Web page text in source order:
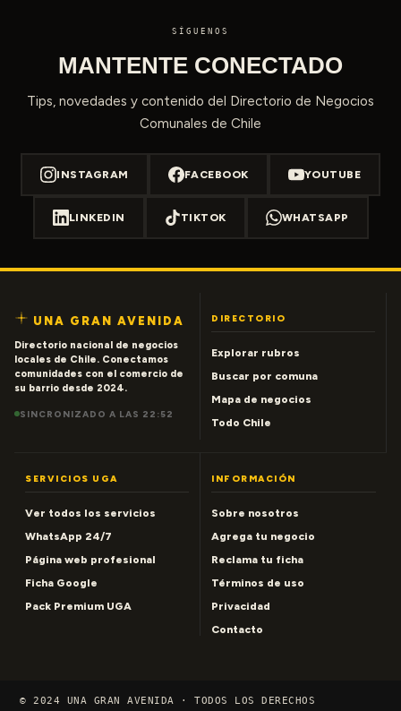
SÍGUENOS
MANTENTE CONECTADO
Tips, novedades y contenido del Directorio de Negocios
Comunales de Chile
INSTAGRAM FACEBOOK YOUTUBE
LINKEDIN TIKTOK WHATSAPP
UNA GRAN AVENIDA
Directorio nacional de negocios
locales de Chile. Conectamos
comunidades con el comercio de
su barrio desde 2024.
SINCRONIZADO A LAS 22:52
DIRECTORIO
Explorar rubros
Buscar por comuna
Mapa de negocios
Todo Chile
SERVICIOS UGA
Ver todos los servicios
WhatsApp 24/7
Página web profesional
Ficha Google
Pack Premium UGA
INFORMACIÓN
Sobre nosotros
Agrega tu negocio
Reclama tu ficha
Términos de uso
Privacidad
Contacto
© 2024 UNA GRAN AVENIDA · TODOS LOS DERECHOS